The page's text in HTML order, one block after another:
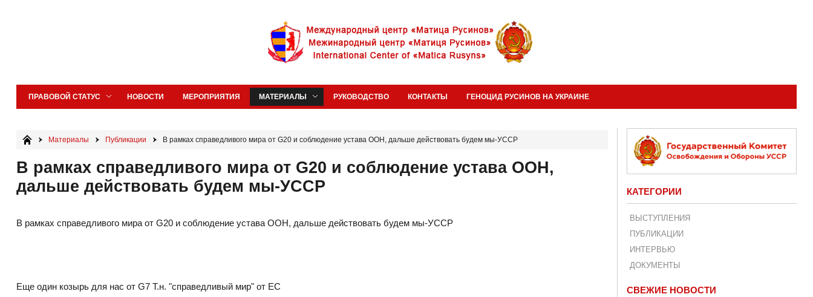
ПРАВОВОЙ СТАТУС НОВОСТИ МЕРОПРИЯТИЯ МАТЕРИАЛЫ РУКОВОДСТВО КОНТАКТЫ ГЕНОЦИД РУСИНОВ НА УКРАИНЕ
Материалы Публикации В рамках справедливого мира от G20 и соблюдение устава ООН, дальше действовать будем мы-УССР
В рамках справедливого мира от G20 и соблюдение устава ООН,
дальше действовать будем мы-УССР
В рамках справедливого мира от G20 и соблюдение устава ООН, дальше действовать будем мы-УССР
Еще один козырь для нас от G7 Т.н. "справедливый мир" от ЕС
КАТЕГОРИИ
ВЫСТУПЛЕНИЯ
ПУБЛИКАЦИИ
ИНТЕРВЬЮ
ДОКУМЕНТЫ
СВЕЖИЕ НОВОСТИ